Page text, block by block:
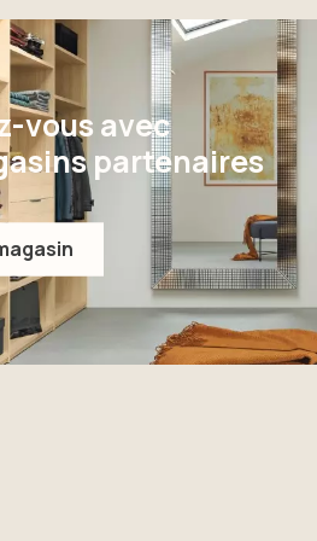
vous avec
partenaires